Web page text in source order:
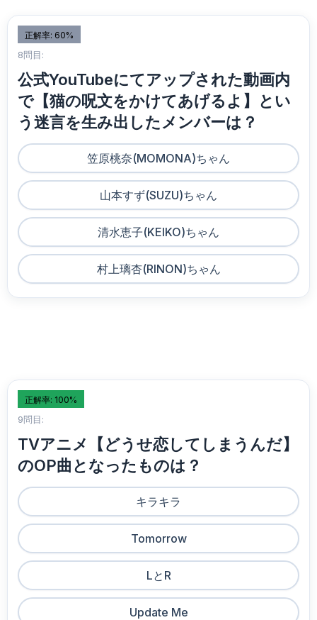
正解率: 60%
8問目:
公式YouTubeにてアップされた動画内
で【猫の呪文をかけてあげるよ】とい
う迷言を生み出したメンバーは？
笠原桃奈(MOMONA)ちゃん
山本すず(SUZU)ちゃん
清水恵子(KEIKO)ちゃん
村上璃杏(RINON)ちゃん
正解率: 100%
9問目:
TVアニメ【どうせ恋してしまうんだ】
のOP曲となったものは？
キラキラ
Tomorrow
LとR
Update Me